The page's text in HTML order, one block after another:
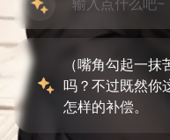
（嘴角勾起一
吗？不过既然你
怎样的补偿。